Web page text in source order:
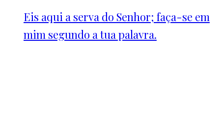
Eis aqui a serva do Senhor; faça-se em
mim segundo a tua palavra.